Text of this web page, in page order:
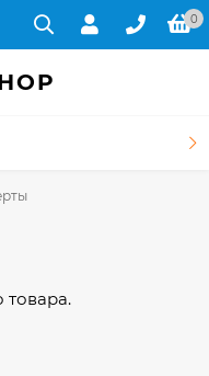
0
товара.